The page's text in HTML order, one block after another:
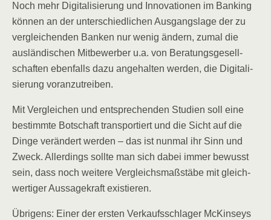
Noch mehr Digi­ta­li­sie­rung und Inno­va­tio­nen im Ban­king
kön­nen an der unter­schied­li­chen Aus­gangs­la­ge der zu
ver­glei­chen­den Ban­ken nur wenig ändern, zumal die
aus­län­di­schen Mit­be­wer­ber u.a. von Bera­tungs­ge­sell­
schaf­ten eben­falls dazu ange­hal­ten wer­den, die Digi­ta­li­
sie­rung voranzutreiben.
Mit Ver­glei­chen und ent­spre­chen­den Stu­di­en soll eine
bestimm­te Bot­schaft trans­por­tiert und die Sicht auf die
Din­ge ver­än­dert wer­den – das ist nun­mal ihr Sinn und
Zweck. Aller­dings soll­te man sich dabei immer bewusst
sein, dass noch wei­te­re Ver­gleichs­maß­stä­be mit gleich­
wer­ti­ger Aus­sa­ge­kraft existieren.
Übri­gens: Einer der ers­ten Ver­kaufs­schla­ger McK­in­seys